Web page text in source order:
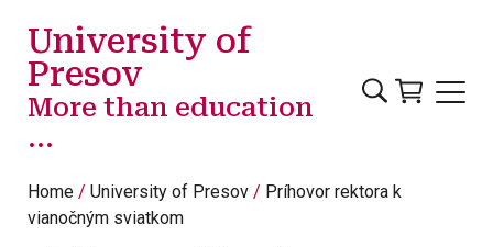
University of
Presov
More than education
...
Home University of Presov
Príhovor rektora k
vianočným sviatkom